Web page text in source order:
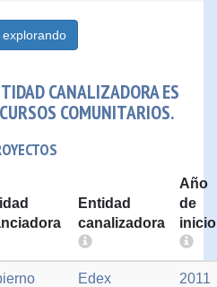
explorando
CANALIZADORA ES
COMUNITARIOS.
Entidad
canalizadora
Año
de
inicio
Edex 2011